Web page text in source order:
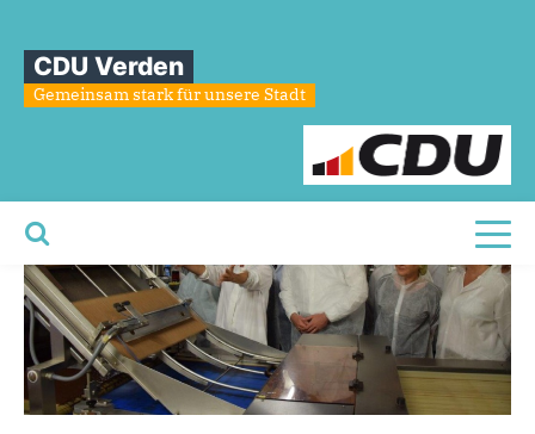
CDU Verden
Gemeinsam stark für unsere Stadt
Sie sind hier
„Keksemüssendochlecker